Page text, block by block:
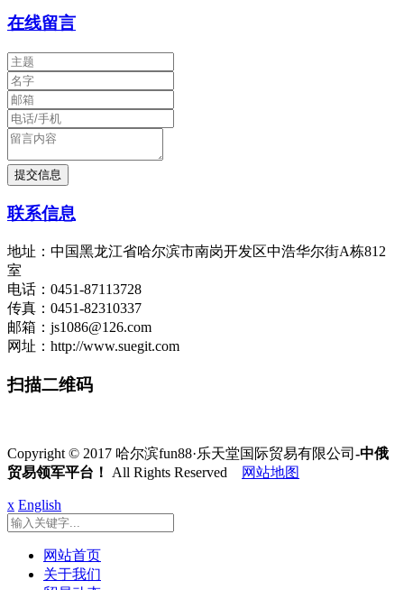
在线留言
联系信息
地址：中国黑龙江省哈尔滨市南岗开发区中浩华尔街A栋812
室
电话：0451-87113728
传真：0451-82310337
邮箱：js1086@126.com
网址：http://www.suegit.com
扫描二维码
Copyright © 2017 哈尔滨fun88·乐天堂国际贸易有限公司 -中俄
贸易领军平台！
All Rights Reserved 网站地图
x English
网站首页
关于我们